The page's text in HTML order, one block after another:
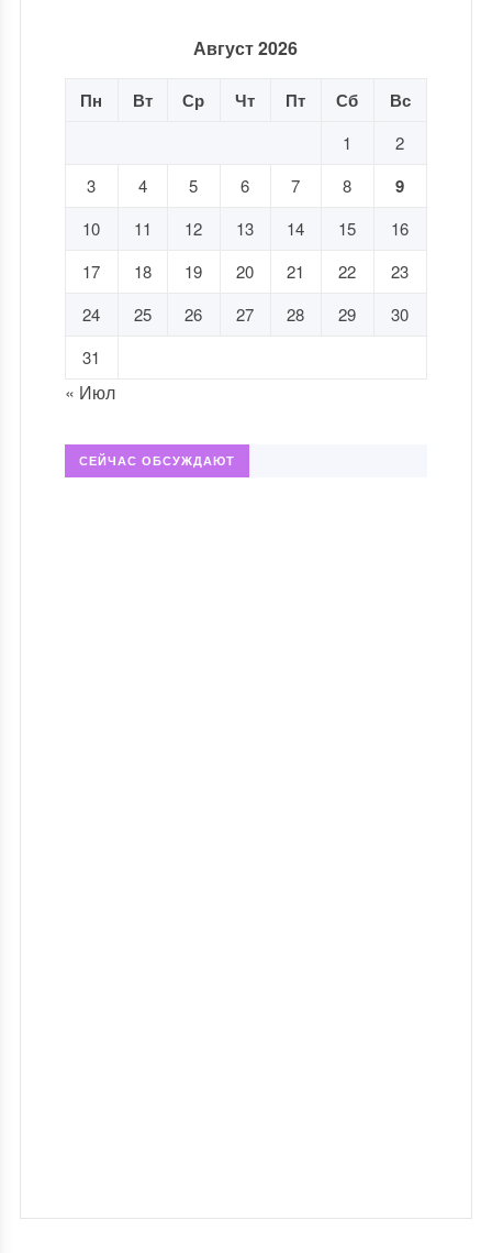
Август 2026
Пн Вт Ср Чт Пт Сб Вс
1
2
3
4 5 6 7 8 9
10 11 12 13 14 15
16
17
18 19 20 21 22
23
24
25 26 27 28 29
30
31
« Июл
СЕЙЧАС ОБСУЖДАЮТ